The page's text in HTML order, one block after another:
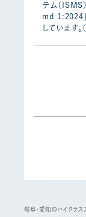
テム（
md 1:2024
しています。
岐阜・愛知のハイクラ